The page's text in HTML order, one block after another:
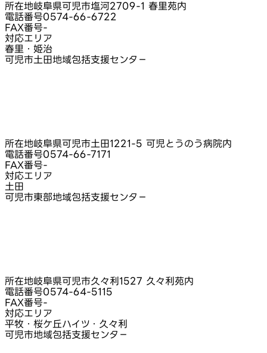
所在地岐阜県可児市塩河2709-1 春里苑内
電話番号0574-66-6722
FAX番号-
対応エリア
春里・姫治
可児市土田地域包括支援センタ－
所在地岐阜県可児市土田1221-5 可児とうのう病院内
電話番号0574-66-7171
FAX番号-
対応エリア
土田
可児市東部地域包括支援センタ－
所在地岐阜県可児市久々利1527 久々利苑内
電話番号0574-64-5115
FAX番号-
対応エリア
平牧・桜ケ丘ハイツ・久々利
可児市地域包括支援センタ－